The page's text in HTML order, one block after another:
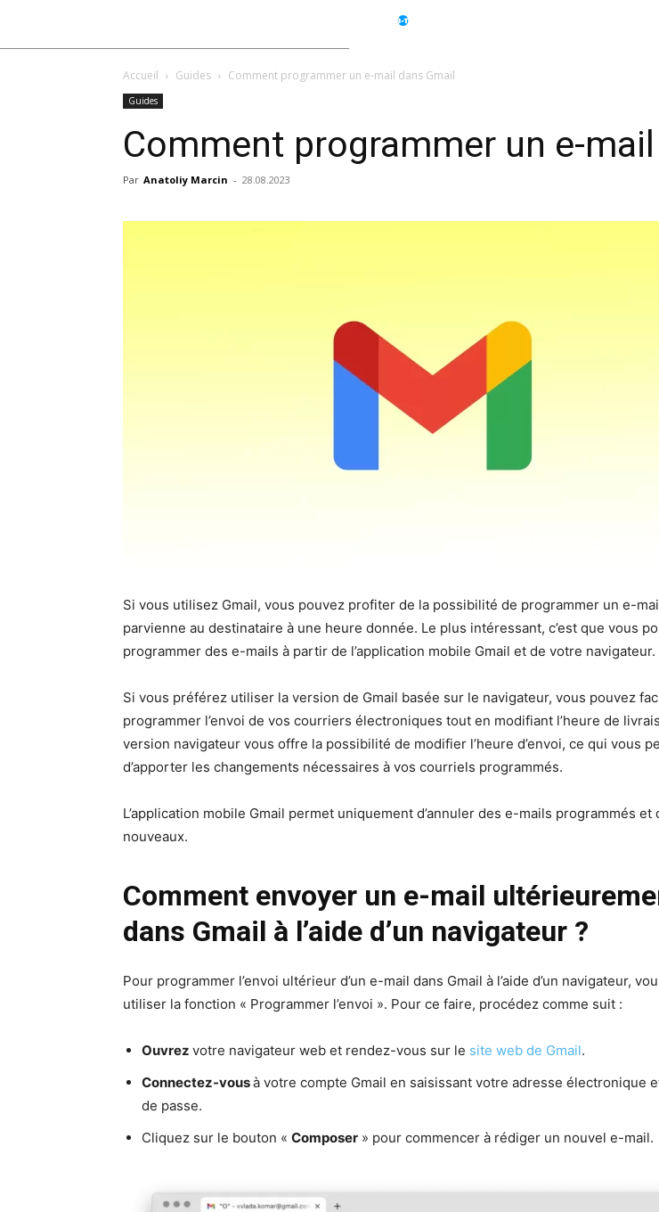
Accueil Guides Comment programmer un e-mail dans Gmail
Guides
Comment programmer un e-mail
Par Anatoliy Marcin - 28.08.2023
Si vous utilisez Gmail, vous pouvez profiter de la possibilité de programmer un e-
parvienne au destinataire à une heure donnée. Le plus intéressant, c’est que vous
programmer des e-mails à partir de l’application mobile Gmail et de votre navigateur.
Si vous préférez utiliser la version de Gmail basée sur le navigateur, vous pouvez
programmer l’envoi de vos courriers électroniques tout en modifiant l’heure de
version navigateur vous offre la possibilité de modifier l’heure d’envoi, ce qui vous
d’apporter les changements nécessaires à vos courriels programmés.
L’application mobile Gmail permet uniquement d’annuler des e-mails programmés et
nouveaux.
Comment envoyer un e-mail
dans Gmail à l’aide d’un navigateur ?
Pour programmer l’envoi ultérieur d’un e-mail dans Gmail à l’aide d’un navigateur,
utiliser la fonction « Programmer l’envoi ». Pour ce faire, procédez comme suit :
Ouvrez votre navigateur web et rendez-vous sur le site web de Gmail.
Connectez-vousà votre compte Gmail en saisissant votre adresse électronique
de passe.
Cliquez sur le bouton « Composer » pour commencer à rédiger un nouvel e-mail.